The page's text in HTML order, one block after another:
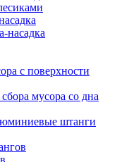
насадка
с поверхности
мусора со дна
штанги